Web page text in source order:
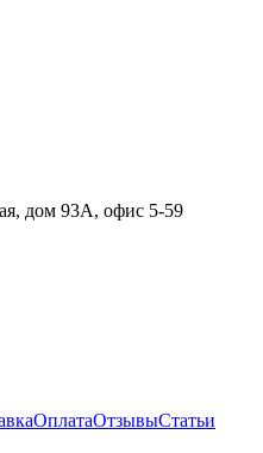
дом 93А, офис 5-59
ОплатаОтзывыСтатьи